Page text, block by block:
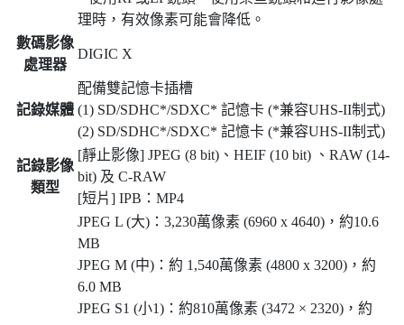
理時，有效像素可能會降低。
數碼影像
處理器
DIGIC X
記錄媒體
配備雙記憶卡插槽
(1) SD/SDHC*/SDXC* 記憶卡 (*兼容UHS-II制式)
(2) SD/SDHC*/SDXC* 記憶卡 (*兼容UHS-II制式)
記錄影像
類型
[靜止影像] JPEG (8 bit)、HEIF (10 bit) 、RAW (14-
bit) 及 C-RAW
[短片] IPB：MP4
JPEG L (大)：3,230萬像素 (6960 x 4640)，約10.6
MB
JPEG M (中)：約 1,540萬像素 (4800 x 3200)，約
6.0 MB
JPEG S1 (小1)：約810萬像素 (3472 × 2320)，約